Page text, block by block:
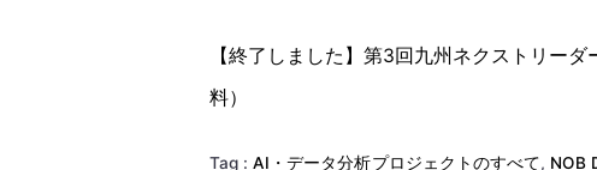
【終了しました】第3回九州ネクストリー
料）
Tag : AI・データ分析プロジェクトのすべて, NOB